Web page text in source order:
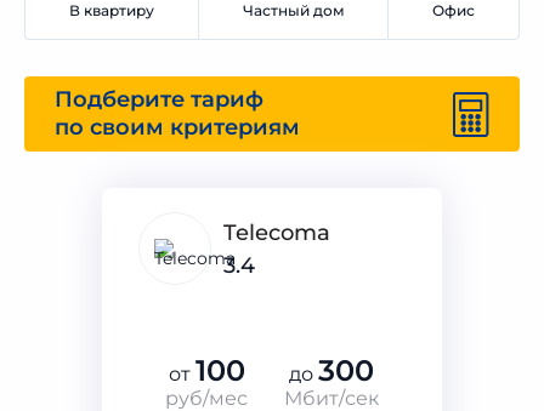
В квартиру Частный дом Офис
Подберите тариф
по своим критериям
Telecoma
3.4
от 100
руб/мес
до 300
Мбит/сек